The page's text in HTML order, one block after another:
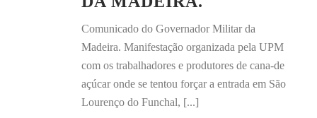
Comunicado do Governador Militar da
Madeira. Manifestação organizada pela UPM
com os trabalhadores e produtores de cana-de
açúcar onde se tentou forçar a entrada em São
Lourenço do Funchal, [...]